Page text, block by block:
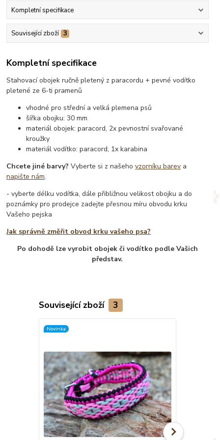
Kompletní specifikace
Související zboží 3
Kompletní specifikace
Stahovací obojek ručně pletený z paracordu + pevné vodítko
pletené ze 6-ti pramenů
vhodné pro střední a velká plemena psů
šířka obojku: 30 mm
materiál obojek: paracord, 2x pevnostní svařované
kroužky
materiál vodítko: paracord, 1x karabina
Chcete jiné barvy? Vyberte si z našehovzorníku barev a
napište nám.
- vyberte délku vodítka, dále přibližnou velikost obojku a do
poznámky pro prodejce zadejte přesnou míru obvodu krku
Vašeho pejska
Jak správně změřit obvod krku vašeho psa?
Po dohodě lze vyrobit obojek či vodítko podle Vašich
představ.
Související zboží 3
Novinka